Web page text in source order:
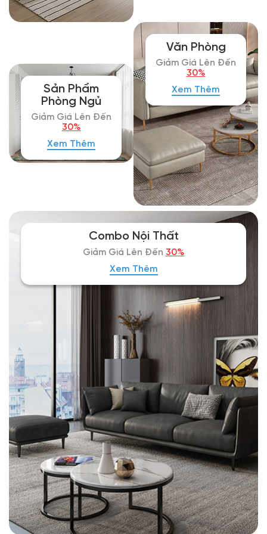
Sản Phẩm
Phòng Ngủ
Giảm Giá Lên Đến
30%
Xem Thêm
Văn Phòng
Giảm Giá Lên Đến
30%
Xem Thêm
Combo Nội Thất
Giảm Giá Lên Đến 30%
Xem Thêm